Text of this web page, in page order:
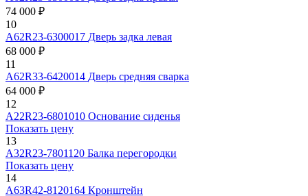
74 000 ₽
10
А62R23-6300017 Дверь задка левая
68 000 ₽
11
А62R33-6420014 Дверь средняя сварка
64 000 ₽
12
А22R23-6801010 Основание сиденья
Показать цену
13
А32R23-7801120 Балка перегородки
Показать цену
14
А63R42-8120164 Кронштейн